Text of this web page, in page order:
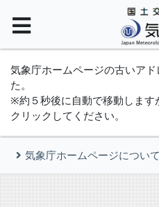
気象庁ホームページの古いア
た。
※約５秒後に自動で移動します
クリックしてください。
気象庁ホームページについて